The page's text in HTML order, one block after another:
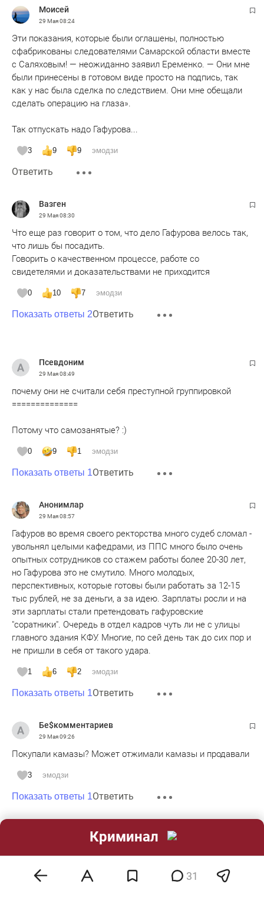
Moисeй
29 Мая08:24
Эти показания, которые были оглашены, полностью
сфабрикованы следователями Самарской области вместе
с Саляховым! — неожиданно заявил Еременко. — Они мне
были принесены в готовом виде просто на подпись, так
как у нас была сделка по следствием. Они мне обещали
сделать операцию на глаза».
Так отпускать надо Гафурова...
3 9 9 эмодзи
Ответить
Вазген
29 Мая08:30
Что еще раз говорит о том, что дело Гафурова велось так,
что лишь бы посадить.
Говорить о качественном процессе, работе со
свидетелями и доказательствами не приходится
0 10 7 эмодзи
Показать ответы 2Ответить
Псевдоним
29 Мая08:49
почему они не считали себя преступной группировкой
==============
Потому что самозанятые? :)
0 9 1 эмодзи
Показать ответы 1Ответить
Анонимлар
29 Мая08:57
Гафуров во время своего ректорства много судеб сломал -
увольнял целыми кафедрами, из ППС много было очень
опытных сотрудников со стажем работы более 20-30 лет,
но Гафурова это не смутило. Много молодых,
перспективных, которые готовы были работать за 12-15
тыс рублей, не за деньги, а за идею. Зарплаты росли и на
эти зарплаты стали претендовать гафуровские
"соратники". Очередь в отдел кадров чуть ли не с улицы
главного здания КФУ. Многие, по сей день так до сих пор и
не пришли в себя от такого удара.
1 6 2 эмодзи
Показать ответы 1Ответить
Бе$комментариев
29 Мая09:26
Покупали камазы? Может отжимали камазы и продавали
3 эмодзи
Показать ответы 1Ответить
Отказался от своих показаний не только Ерема, но и
второй свидетель, и этот отказ судья Чистова тоже не
приняла. Всё обвинение, по сути, держится только на
31
Криминал